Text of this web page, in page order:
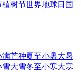
植树节世界地球日 国
满芒种夏至小暑大暑
雪大雪冬至小寒大寒